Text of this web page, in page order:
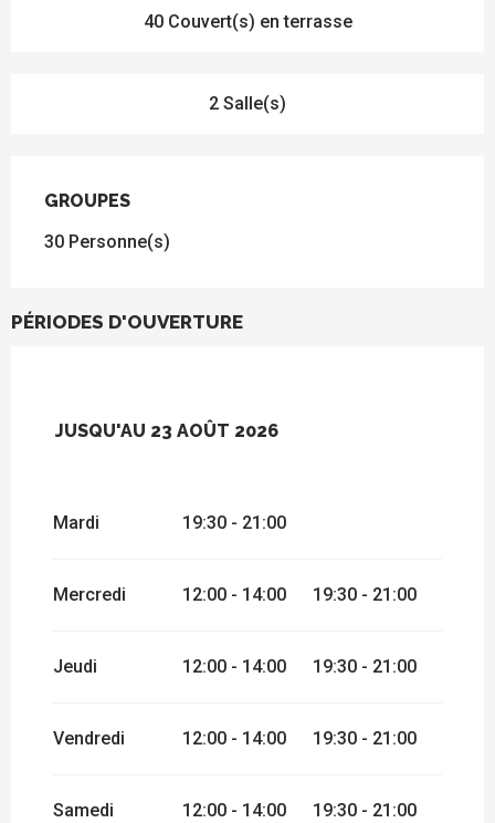
40 Couvert(s) en terrasse
2 Salle(s)
GROUPES
GROUPES
30 Personne(s)
PÉRIODES D'OUVERTURE
JUSQU'AU 23 AOÛT 2026
DU24 AOÛT 2026 AU2 SEPTEMBRE
2026
DÉCEMBRE 2026
Mardi 19:30 - 21:00
Mercredi 12:00 - 14:00 19:30 - 21:00
Jeudi 12:00 - 14:00 19:30 - 21:00
Vendredi 12:00 - 14:00 19:30 - 21:00
Samedi 12:00 - 14:00 19:30 - 21:00